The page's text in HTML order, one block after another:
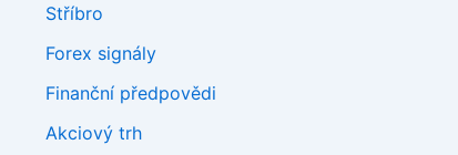
Stříbro
Forex signály
Finanční předpovědi
Akciový trh